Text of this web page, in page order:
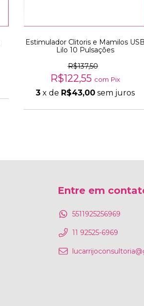
Estimulador Clitoris e Mamilos USB
Lilo 10 Pulsações
R$137,50
R$122,55 com Pix
3 x de R$43,00 sem juros
Entre em
5511925256969
11 92525-6969